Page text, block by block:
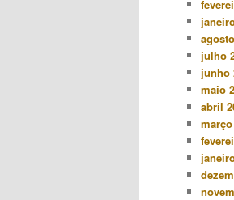
julho
junho
maio
abril
março